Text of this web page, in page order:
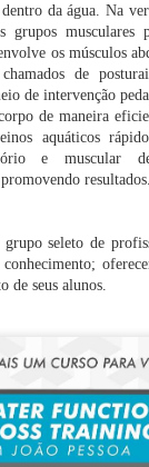
da água. Na
grupos musculares
os músculos
de
de intervenção
de maneira
aquáticos
e muscular
resultados.
seleto de
de seus alunos.